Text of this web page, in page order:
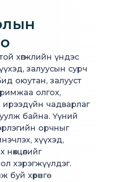
хөгжлийн үндэс
залуусын сурч
оюутан, залууст
олгох,
чадварлаг
байна. Үүний
орчныг
хүүхэд,
хэрэгжүүлдэг.
хөрөнгө